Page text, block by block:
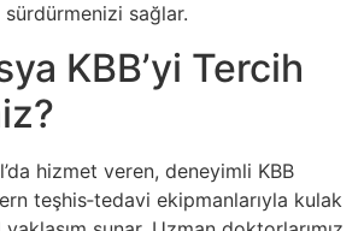
sağlar.
KBB’yi Tercih
hizmet veren, deneyimli KBB
teşhis‑tedavi ekipmanlarıyla kulak